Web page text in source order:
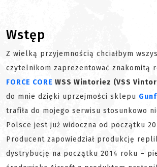
Wstęp
Z wielką przyjemnością chciałbym
czytelnikom zaprezentować znakomitą
FORCE CORE WSS Wintoriez (VSS
do mnie dzięki uprzejmości sklepu
trafiła do mojego serwisu stosunkowo
Polsce jest już widoczna od początku
Producent zapowiedział produkcję
dystrybucję na początku 2014 roku –